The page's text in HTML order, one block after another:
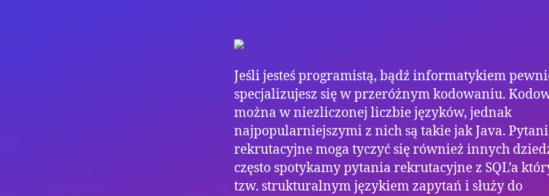
Jeśli jesteś programistą, bądź informatykiem
specjalizujesz się w przeróżnym kodowaniu.
można w niezliczonej liczbie języków, jednak
najpopularniejszymi z nich są takie jak Java.
rekrutacyjne moga tyczyć się również innych
często spotykamy pytania rekrutacyjne z SQL’a
tzw. strukturalnym językiem zapytań i służy do